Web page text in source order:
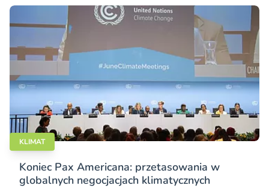
KLIMAT
Koniec Pax Americana: przetasowania w
globalnych negocjacjach klimatycznych